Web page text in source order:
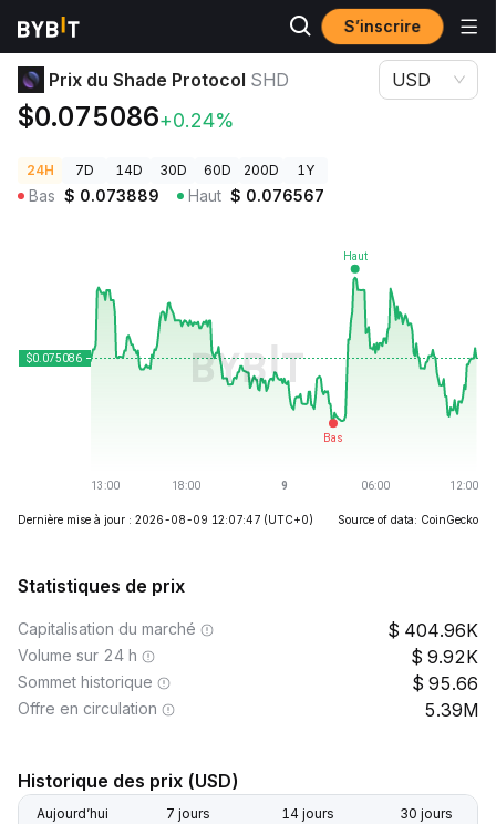
S’inscrire
Prix des cryptos Prix du Shade Protocol SHD
Prix du Shade Protocol SHD
$0.075086+0.24%
USD
24H 7D 14D 30D 60D 200D 1Y
Bas $ 0.073889 Haut $ 0.076567
Dernière mise à jour : 2026-08-09 12:07:47 (UTC+0) Source of data: CoinGecko
Statistiques de prix
Capitalisation du marché 404.96K
Volume sur 24 h 9.92K
Sommet historique 95.66
Offre en circulation 5.39M
Historique des prix (USD)
Aujourd’hui 7 jours 14 jours 30 jours